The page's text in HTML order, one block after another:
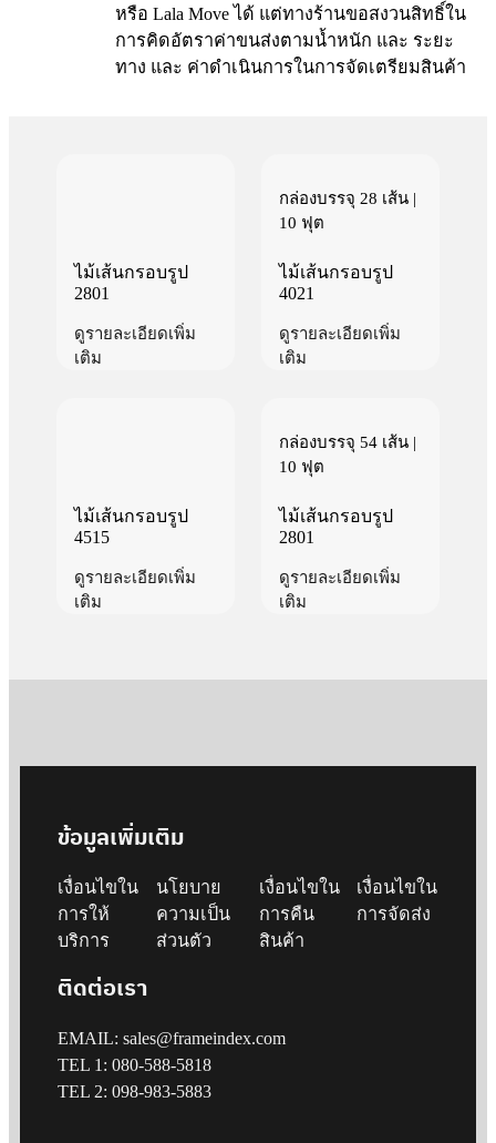
หรือ Lala Move ได้ แต่ทางร้านขอสงวนสิทธิ์ใน
การคิดอัตราค่าขนส่งตามน้ำหนัก และ ระยะ
ทาง และ ค่าดำเนินการในการจัดเตรียมสินค้า
ไม้เส้นกรอบรูป
2801
ดูรายละเอียดเพิ่ม
เติม
กล่องบรรจุ 28 เส้น |
10 ฟุต
ไม้เส้นกรอบรูป
4021
ดูรายละเอียดเพิ่ม
เติม
ไม้เส้นกรอบรูป
4515
ดูรายละเอียดเพิ่ม
เติม
กล่องบรรจุ 54 เส้น |
10 ฟุต
ไม้เส้นกรอบรูป
2801
ดูรายละเอียดเพิ่ม
เติม
ข้อมูลเพิ่มเติม
เงื่อนไขใน
การให้
บริการ
นโยบาย
ความเป็น
ส่วนตัว
เงื่อนไขใน
การคืน
สินค้า
เงื่อนไขใน
การจัดส่ง
ติดต่อเรา
EMAIL: sales@frameindex.com
TEL 1: 080-588-5818
TEL 2: 098-983-5883